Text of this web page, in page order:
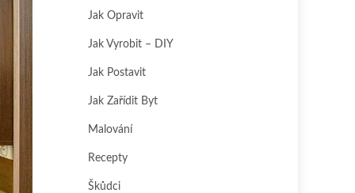
Jak Opravit
Jak Vyrobit – DIY
Jak Postavit
Jak Zařídit Byt
Malování
Recepty
Škůdci